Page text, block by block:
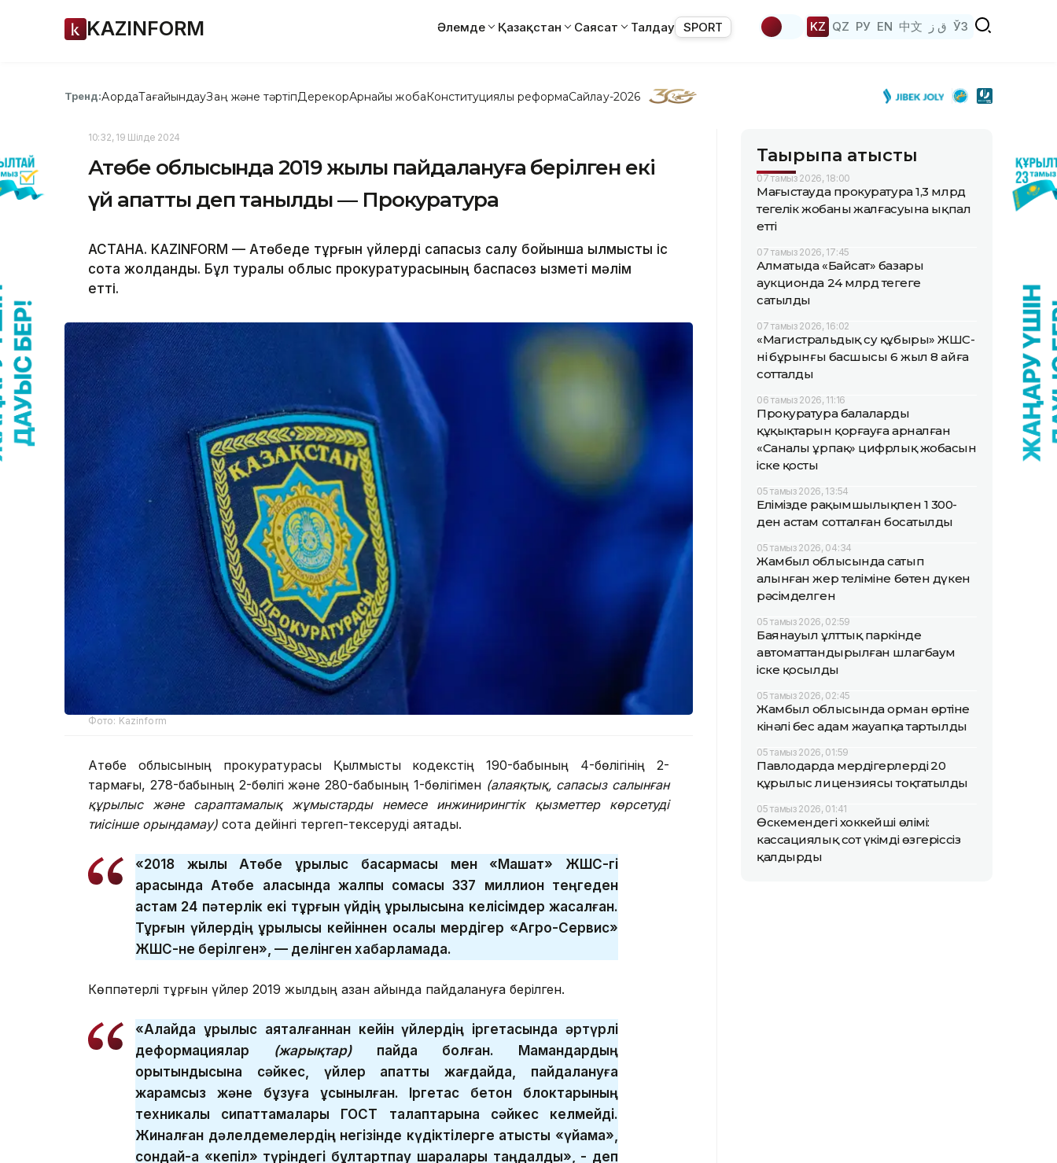
KAZINFORM Әлемде Қазақстан Саясат Талдау SPORT KZ QZ РУ EN 中文 ق ز ЎЗ
Тренд:АқордаТағайындауЗаң және тәртіпДерекқорАрнайы жобаКонституциялық реформаСайлау-2026
10:32, 19 Шілде 2024
Ақтөбе облысында 2019 жылы пайдалануға берілген екі
үй апатты деп танылды — Прокуратура
АСТАНА. KAZINFORM — Ақтөбеде тұрғын үйлерді сапасыз салу бойынша қылмыстық іс
сотқа жолданды. Бұл туралы облыс прокуратурасының баспасөз қызметі мәлім
етті.
Фото: Kazinform
Ақтөбе облысының прокуратурасы Қылмыстық кодекстің 190-бабының 4-бөлігінің 2-
тармағы, 278-бабының 2-бөлігі және 280-бабының 1-бөлігімен (алаяқтық, сапасыз салынған
құрылыс және сараптамалық жұмыстарды немесе инжинирингтiк қызметтер көрсетуді
тиісінше орындамау) сотқа дейінгі тергеп-тексеруді аяқтады.
«2018 жылы Ақтөбе құрылыс басқармасы мен «Машат» ЖШС-гі
арасында Ақтөбе қаласында жалпы сомасы337 миллионтеңгеден
астам 24 пәтерлік екі тұрғын үйдің құрылысына келісімдер жасалған.
Тұрғын үйлердің құрылысы кейіннен қосалқы мердігер «Агро-Сервис»
ЖШС-не берілген», — делінген хабарламада.
Көппәтерлі тұрғын үйлер 2019 жылдың қазан айында пайдалануға берілген.
«Алайда құрылыс аяқталғаннан кейін үйлердің іргетасында әртүрлі
деформациялар (жарықтар)пайда болған. Мамандардың
қорытындысына сәйкес, үйлер апатты жағдайда, пайдалануға
жарамсыз және бұзуға ұсынылған. Іргетас бетон блоктарының
техникалық сипаттамалары ГОСТ талаптарына сәйкес келмейді.
Жиналған дәлелдемелердің негізінде күдіктілерге қатысты «үйқамақ»,
сондай-ақ «кепіл» түріндегі бұлтартпау шаралары таңдалды», - деп
Тақырыпқа қатысты
07 тамыз 2026, 18:00
Маңғыстауда прокуратура 1,3 млрд
теңгелік жобаның жалғасуына ықпал
етті
07 тамыз 2026, 17:45
Алматыда «Байсат» базары
аукционда 24 млрд теңгеге
сатылды
07 тамыз 2026, 16:02
«Магистральдық су құбыры» ЖШС-
нің бұрынғы басшысы 6 жыл 8 айға
сотталды
06 тамыз 2026, 11:16
Прокуратура балалардың
құқықтарын қорғауға арналған
«Саналы ұрпақ» цифрлық жобасын
іске қосты
05 тамыз 2026, 13:54
Елімізде рақымшылықпен 1 300-
ден астам сотталған босатылды
05 тамыз 2026, 04:34
Жамбыл облысында сатып
алынған жер теліміне бөтен дүкен
рәсімделген
05 тамыз 2026, 02:59
Баянауыл ұлттық паркінде
автоматтандырылған шлагбаум
іске қосылды
05 тамыз 2026, 02:45
Жамбыл облысында орман өртіне
кінәлі бес адам жауапқа тартылды
05 тамыз 2026, 01:59
Павлодарда мердігерлердің 20
құрылыс лицензиясы тоқтатылды
05 тамыз 2026, 01:41
Өскемендегі хоккейші өлімі:
кассациялық сот үкімді өзгеріссіз
қалдырды